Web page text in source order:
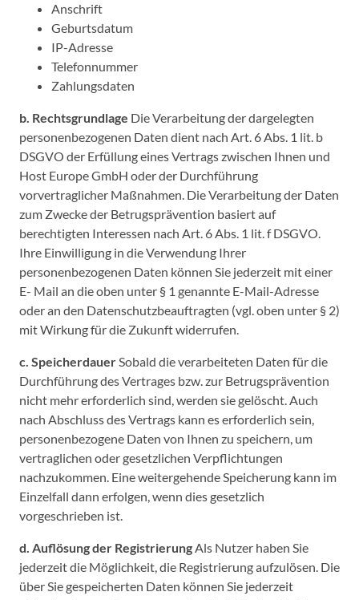
Anschrift
Geburtsdatum
IP-Adresse
Telefonnummer
Zahlungsdaten
b. Rechtsgrundlage Die Verarbeitung der dargelegten
personenbezogenen Daten dient nach Art. 6 Abs. 1 lit. b
DSGVO der Erfüllung eines Vertrags zwischen Ihnen und
Host Europe GmbH oder der Durchführung
vorvertraglicher Maßnahmen. Die Verarbeitung der Daten
zum Zwecke der Betrugsprävention basiert auf
berechtigten Interessen nach Art. 6 Abs. 1 lit. f DSGVO.
Ihre Einwilligung in die Verwendung Ihrer
personenbezogenen Daten können Sie jederzeit mit einer
E- Mail an die oben unter § 1 genannte E-Mail-Adresse
oder an den Datenschutzbeauftragten (vgl. oben unter § 2)
mit Wirkung für die Zukunft widerrufen.
c. SpeicherdauerSobald die verarbeiteten Daten für die
Durchführung des Vertrages bzw. zur Betrugsprävention
nicht mehr erforderlich sind, werden sie gelöscht. Auch
nach Abschluss des Vertrags kann es erforderlich sein,
personenbezogene Daten von Ihnen zu speichern, um
vertraglichen oder gesetzlichen Verpflichtungen
nachzukommen. Eine weitergehende Speicherung kann im
Einzelfall dann erfolgen, wenn dies gesetzlich
vorgeschrieben ist.
d. Auflösung der RegistrierungAls Nutzer haben Sie
jederzeit die Möglichkeit, die Registrierung aufzulösen. Die
über Sie gespeicherten Daten können Sie jederzeit